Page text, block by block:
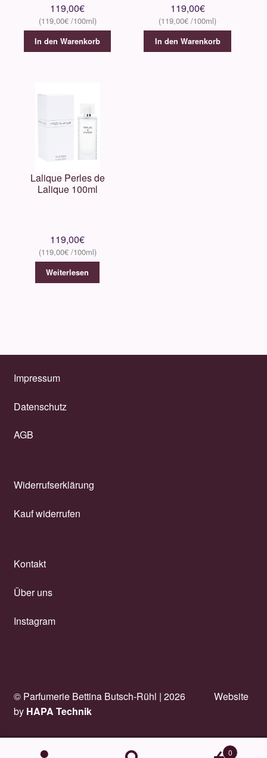
Houbigant
Initio
Jeroboam
John Varvatos
Kanchaveli
LengLing
Lord Milano
M. Micallef
Maison Crivelli
Maison Francis Kurkdjian
Moresque
Pana Dora
119,00€
119,00€
In den Warenkorb
119,00€
119,00€
In den Warenkorb
Lalique Perles de
Lalique 100ml
119,00€
119,00€
Weiterlesen
Impressum
Datenschutz
AGB
Widerrufserklärung
Kauf widerrufen
Kontakt
Über uns
Instagram
© Parfumerie Bettina Butsch-Rühl | 2026
Website
by HAPA Technik
0